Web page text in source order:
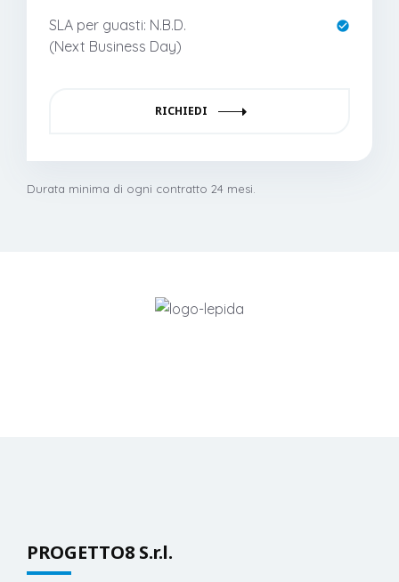
SLA per guasti: N.B.D.
(Next Business Day)
RICHIEDI
Durata minima di ogni contratto 24 mesi.
PROGETTO8 S.r.l.